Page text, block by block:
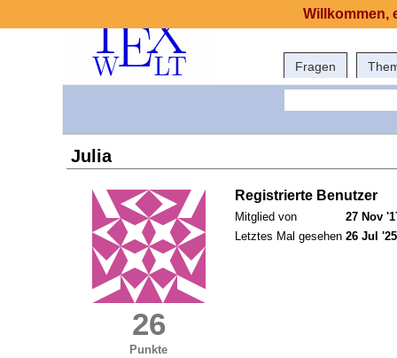
Fragen
Julia
26
Punkte
Registrierte Benutzer
Mitglied von
27 Nov
Letztes Mal gesehen 26 Jul
Willkommen,